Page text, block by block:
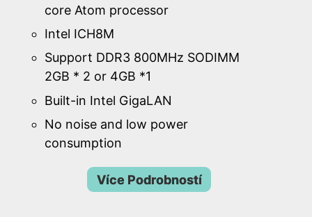
core Atom processor
Intel ICH8M
Support DDR3 800MHz SODIMM
2GB * 2 or 4GB *1
Built-in Intel GigaLAN
No noise and low power
consumption
Více Podrobností